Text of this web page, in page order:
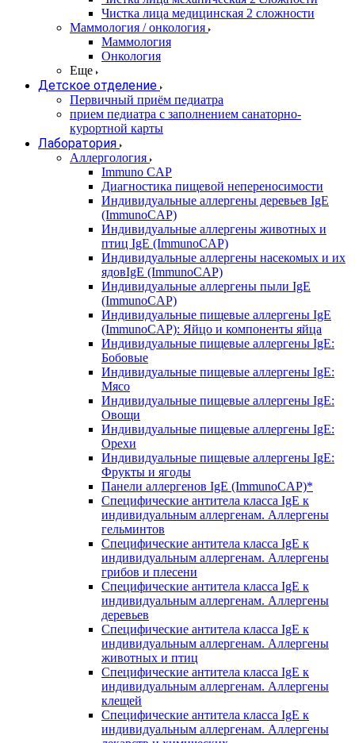
Чистка лица медицинская 2 сложности
Маммология / онкология
Маммология
Онкология
Еще
Детское отделение
Первичный приём педиатра
прием педиатра с заполнением санаторно-
курортной карты
Лаборатория
Аллергология
Immuno CAP
Диагностика пищевой непереносимости
Индивидуальные аллергены деревьев IgE
(ImmunoCAP)
Индивидуальные аллергены животных и
птиц IgE (ImmunoCAP)
Индивидуальные аллергены насекомых и их
ядовIgE (ImmunoCAP)
Индивидуальные аллергены пыли IgE
(ImmunoCAP)
Индивидуальные пищевые аллергены IgE
(ImmunoCAP): Яйцо и компоненты яйца
Индивидуальные пищевые аллергены IgE:
Бобовые
Индивидуальные пищевые аллергены IgE:
Мясо
Индивидуальные пищевые аллергены IgE:
Овощи
Индивидуальные пищевые аллергены IgE:
Орехи
Индивидуальные пищевые аллергены IgE:
Фрукты и ягоды
Панели аллергенов IgE (ImmunoCAP)*
Специфические антитела класса IgE к
индивидуальным аллергенам. Аллергены
гельминтов
Специфические антитела класса IgE к
индивидуальным аллергенам. Аллергены
грибов и плесени
Специфические антитела класса IgE к
индивидуальным аллергенам. Аллергены
деревьев
Специфические антитела класса IgE к
индивидуальным аллергенам. Аллергены
животных и птиц
Специфические антитела класса IgE к
индивидуальным аллергенам. Аллергены
клещей
Специфические антитела класса IgE к
индивидуальным аллергенам. Аллергены